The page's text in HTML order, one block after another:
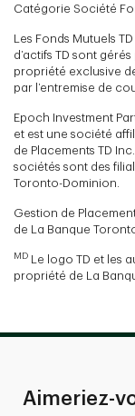
Catégorie Société
Les Fonds Mutuels
d’actifs TD sont
propriété exclusive
par l’entremise de
Epoch Investment
et est une société
de Placements TD
sociétés sont des
Toronto-Dominion.
Gestion de
de La Banque
MD
Le logo TD et les
propriété de La
Aimeriez-